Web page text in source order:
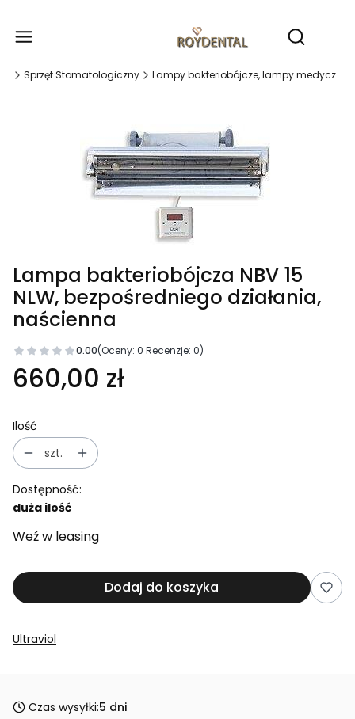
Otwórz
Sprzęt Stomatologiczny Lampy bakteriobójcze, lampy medyczne, przemysłowe
Lampa bakteriobójcza NBV 15
NLW, bezpośredniego działania,
naścienna
0.00(Oceny: 0 Recenzje: 0)
660,00 zł
Ilość
szt.
Dostępność:
duża ilość
Weź w leasing
Dodaj do koszyka
Ultraviol
Czas wysyłki:5 dni